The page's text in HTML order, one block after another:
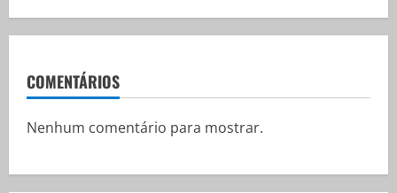
COMENTÁRIOS
Nenhum comentário para mostrar.